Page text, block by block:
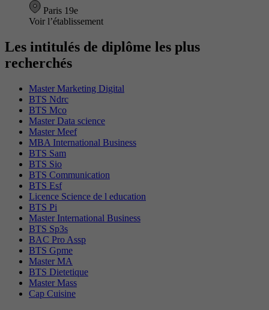
Paris 19e
Voir l’établissement
Les intitulés de diplôme les plus
recherchés
Master Marketing Digital
BTS Ndrc
BTS Mco
Master Data science
Master Meef
MBA International Business
BTS Sam
BTS Sio
BTS Communication
BTS Esf
Licence Science de l education
BTS Pi
Master International Business
BTS Sp3s
BAC Pro Assp
BTS Gpme
Master MA
BTS Dietetique
Master Mass
Cap Cuisine